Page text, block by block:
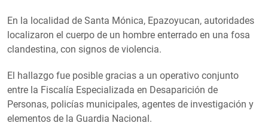
En la localidad de Santa Mónica, Epazoyucan, autoridades
localizaron el cuerpo de un hombre enterrado en una fosa
clandestina, con signos de violencia.
El hallazgo fue posible gracias a un operativo conjunto
entre la Fiscalía Especializada en Desaparición de
Personas, policías municipales, agentes de investigación y
elementos de la Guardia Nacional.